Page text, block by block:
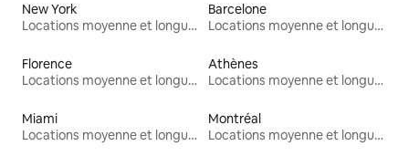
New York
Locations moyenne et longue durée
Barcelone
Locations moyenne et longue durée
Florence
Locations moyenne et longue durée
Athènes
Locations moyenne et longue durée
Miami
Locations moyenne et longue durée
Montréal
Locations moyenne et longue durée